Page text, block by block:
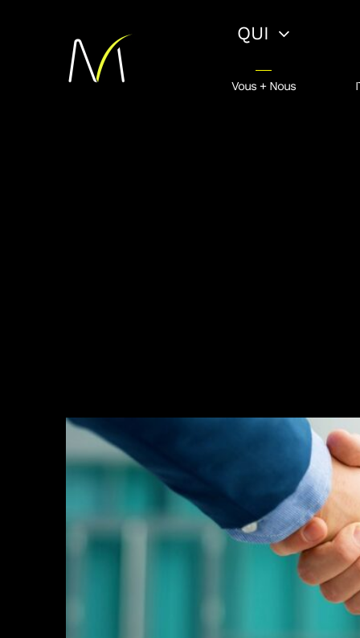
QUI
Vous + Nous
Dématérialisation des